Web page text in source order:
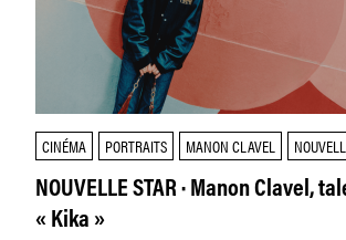
CINÉMA PORTRAITS MANON CLAVEL
NOUVELLE STAR · Manon Clavel,
« Kika »